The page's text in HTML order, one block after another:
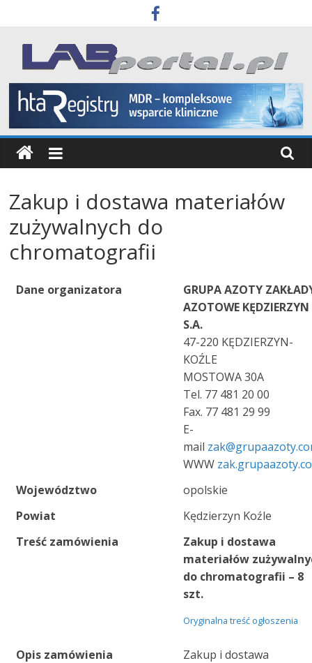
to
content
Labportal
Laboratoria
Aparatura
Badania
Zakup i dostawa materiałów
zużywalnych do
chromatografii
Dane organizatora
GRUPA AZOTY
AZOTOWE KĘDZIERZYN
S.A.
47-220 KĘDZIERZYN-
KOŹLE
MOSTOWA 30A
Tel. 77 481 20 00
Fax. 77 481 29 99
E-
mail
WWW
Województwo
opolskie
Powiat
Kędzierzyn Koźle
Treść zamówienia
Zakup i dostawa
materiałów
do chromatografii – 8
szt.
Oryginalna treść ogłoszenia
Opis zamówienia
Zakup i dostawa